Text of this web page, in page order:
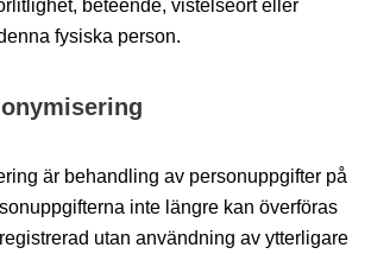
beteende, vistelseort eller
fysiska person.
är behandling av personuppgifter på
inte längre kan överföras
utan användning av ytterligare